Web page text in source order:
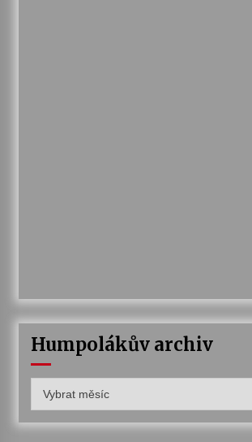
Humpolákův archiv
archiv